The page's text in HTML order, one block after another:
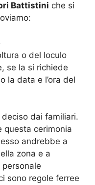
Battistini che si
o del loculo
se la si richiede
la data e l’ora del
dai familiari.
questa cerimonia
andrebbe a
zona e a
sono regole ferree